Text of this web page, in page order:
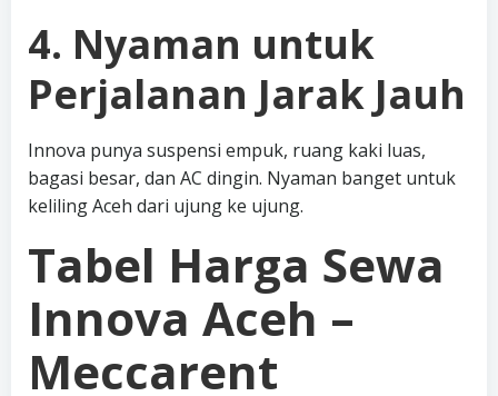
4. Nyaman untuk
Perjalanan Jarak Jauh
Innova punya suspensi empuk, ruang kaki luas,
bagasi besar, dan AC dingin. Nyaman banget untuk
keliling Aceh dari ujung ke ujung.
Tabel Harga Sewa
Innova Aceh –
Meccarent